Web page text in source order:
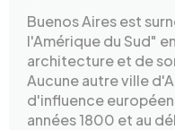
Buenos Aires est
l'Amérique du Sud"
architecture et de
Aucune autre ville
d'influence
années 1800 et au